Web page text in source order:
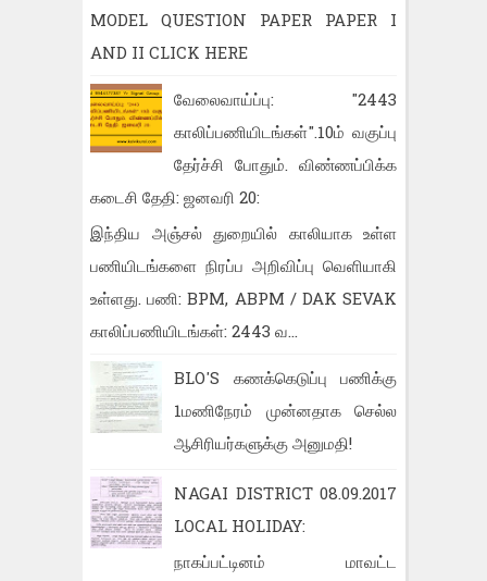
MODEL QUESTION PAPER PAPER I
AND II CLICK HERE
வேலைவாய்ப்பு: "2443
காலிப்பணியிடங்கள்".10ம் வகுப்பு
தேர்ச்சி போதும். விண்ணப்பிக்க
கடைசி தேதி: ஜனவரி 20:
இந்திய அஞ்சல் துறையில் காலியாக உள்ள
பணியிடங்களை நிரப்ப அறிவிப்பு வெளியாகி
உள்ளது. பணி: BPM, ABPM / DAK SEVAK
காலிப்பணியிடங்கள்: 2443 வ...
BLO'S கணக்கெடுப்பு பணிக்கு
1மணிநேரம் முன்னதாக செல்ல
ஆசிரியர்களுக்கு அனுமதி!
NAGAI DISTRICT 08.09.2017
LOCAL HOLIDAY:
நாகப்பட்டினம் மாவட்ட